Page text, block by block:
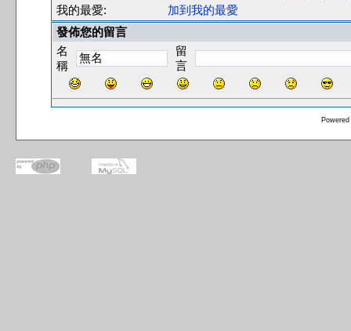
我的最愛:
加到我的最愛
發佈您的留言
名
稱
留
言